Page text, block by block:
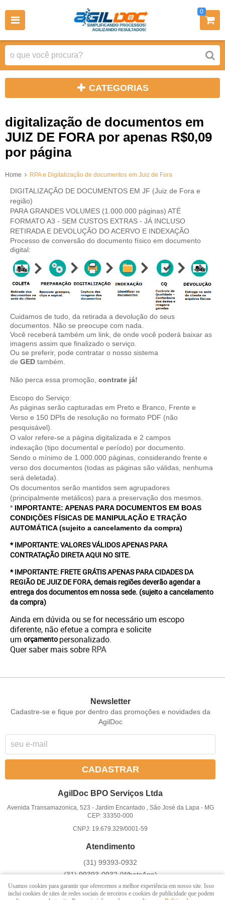
0
CATEGORIAS
digitalização de documentos em
JUIZ DE FORA por apenas R$0,09
por página
Home RPA e Digitalização de documentos em Juiz de Fora
DIGITALIZAÇÃO DE DOCUMENTOS EM JF (Juiz de Fora e
região)
PARA GRANDES VOLUMES (1.000.000 páginas) ATÉ
FORMATO A3 - SEM CUSTOS EXTRAS - JÁ INCLUSO
RETIRADA E DEVOLUÇÃO DO ACERVO E INDEXAÇÃO
Processo de conversão do documento físico em documento
digital:
Cuidamos de tudo, da retirada a devolução do seus
documentos. Não se preocupe com nada.
Você receberá também um link, de onde você poderá baixar as
imagens assim que finalizado o serviço.
Ou se preferir, pode contratar o nosso sistema
de GED também.
Não perca essa promoção, contrate já!
Escopo do Serviço:
As páginas serão capturadas em Preto e Branco, Frente e
Verso e 150 DPIs de resolução no formato PDF (não
pesquisável).
O valor refere-se a página digitalizada e 2 campos
indexação (tipo documental e período) por documento.
Sendo o mínimo de 1.000.000 páginas, considerando frente e
verso dos documentos (todas as páginas são válidas, nenhuma
será deletada).
Os documentos serão mantidos sem agrupadores
(principalmente metálicos) para a preservação dos mesmos.
* IMPORTANTE: APENAS PARA DOCUMENTOS EM BOAS
CONDIÇÕES FÍSICAS DE MANIPULAÇÃO E TRAÇÃO
AUTOMÁTICA (sujeito a cancelamento da compra)
* IMPORTANTE: VALORES VÁLIDOS APENAS PARA
CONTRATAÇÃO DIRETA AQUI NO SITE.
* IMPORTANTE: FRETE GRÁTIS APENAS PARA CIDADES DA
REGIÃO DE JUIZ DE FORA, demais regiões deverão agendar a
entrega dos documentos em nossa sede. (sujeito a cancelamento
da compra)
Ainda em dúvida ou se for necessário um escopo
diferente, não efetue a compra e solicite
um orçamento personalizado.
Quer saber mais sobre RPA
Newsletter
Cadastre-se e fique por dentro das promoções e novidades da
AgilDoc
CADASTRAR
AgilDoc BPO Serviços Ltda
Avenida Transamazonica, 523 - Jardim Encantado , São José da Lapa- MG
CEP: 33350-000
CNPJ: 19.679.329/0001-59
Atendimento
(31) 99393-0932
(31)99393-0932(WhatsApp)
Atendemos somente em dias úteis de Segunda à Sexta-feira das
8 ás 17h
Usamos cookies para garantir que oferecemos a melhor experiência em nosso site. Isso
inclui cookies de sites de redes sociais de terceiros e cookies de publicidade que podem